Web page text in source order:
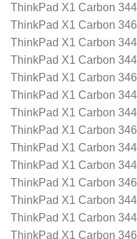
ThinkPad X1 Carbon
ThinkPad X1 Carbon
ThinkPad X1 Carbon
ThinkPad X1 Carbon
ThinkPad X1 Carbon
ThinkPad X1 Carbon
ThinkPad X1 Carbon
ThinkPad X1 Carbon
ThinkPad X1 Carbon
ThinkPad X1 Carbon
ThinkPad X1 Carbon
ThinkPad X1 Carbon
ThinkPad X1 Carbon
ThinkPad X1 Carbon